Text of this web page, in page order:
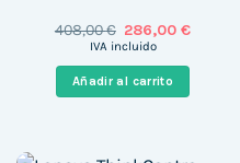
408,00€ El
precio
era:
408,00 €.
286,00€El
IVA incluido
Añadir al carrito